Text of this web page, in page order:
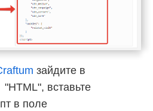
зайдите в
вставьте
в поле